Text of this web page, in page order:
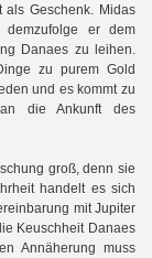
als Geschenk. Midas
er dem
Danaes zu leihen.
zu purem Gold
und es kommt zu
die Ankunft des
groß, denn sie
handelt es sich
mit Jupiter
Keuschheit Danaes
Annäherung muss